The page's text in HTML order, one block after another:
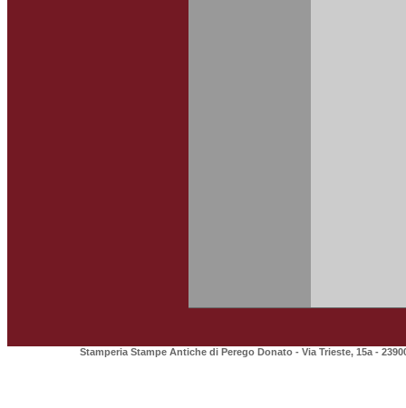
Stamperia Stampe Antiche di Perego Donato - Via Trieste, 15a -